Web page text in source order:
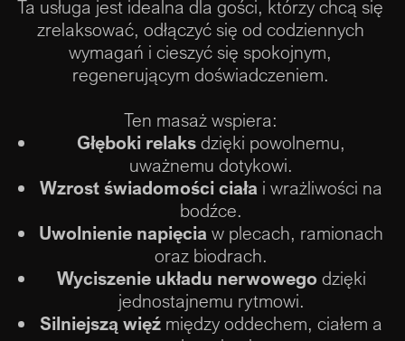
Ta usługa jest idealna dla gości, którzy chcą się
zrelaksować, odłączyć się od codziennych
wymagań i cieszyć się spokojnym,
regenerującym doświadczeniem.
Ten masaż wspiera:
Głęboki relaks dzięki powolnemu,
uważnemu dotykowi.
Wzrost świadomości ciała i wrażliwości na
bodźce.
Uwolnienie napięcia w plecach, ramionach
oraz biodrach.
Wyciszenie układu nerwowego dzięki
jednostajnemu rytmowi.
Silniejszą więź między oddechem, ciałem a